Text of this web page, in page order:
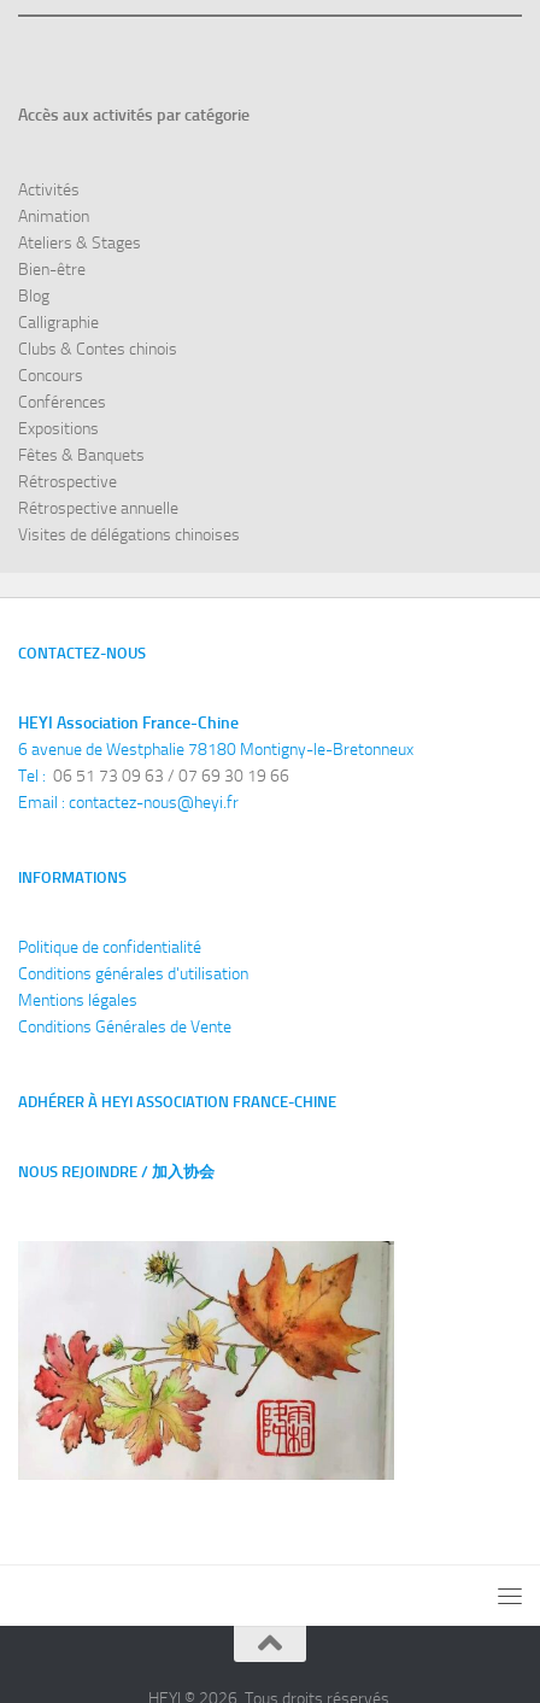
Accès aux activités par catégorie
Activités
Animation
Ateliers & Stages
Bien-être
Blog
Calligraphie
Clubs & Contes chinois
Concours
Conférences
Expositions
Fêtes & Banquets
Rétrospective
Rétrospective annuelle
Visites de délégations chinoises
CONTACTEZ-NOUS
HEYI Association France-Chine
6 avenue de Westphalie 78180 Montigny-le-Bretonneux
Tel : 06 51 73 09 63 / 07 69 30 19 66
Email : contactez-nous@heyi.fr
INFORMATIONS
Politique de confidentialité
Conditions générales d'utilisation
Mentions légales
Conditions Générales de Vente
ADHÉRER À HEYI ASSOCIATION FRANCE-CHINE
NOUS REJOINDRE / 加入协会
HEYI © 2026. Tous droits réservés.